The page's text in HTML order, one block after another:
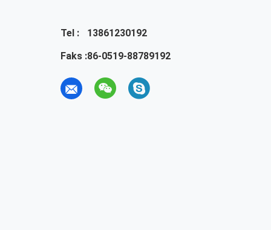
Tel :
13861230192
Faks :86-0519-88789192